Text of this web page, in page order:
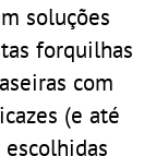
soluções
forquilhas
com
(e até